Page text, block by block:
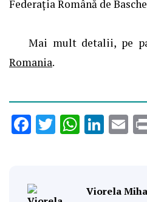
Federația Română de
Mai mult detalii, pe
Romania.
Facebook
Twitter
Viorela